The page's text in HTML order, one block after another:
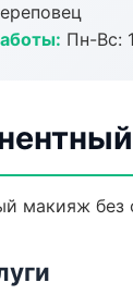
Пн-Вс:
макияж без